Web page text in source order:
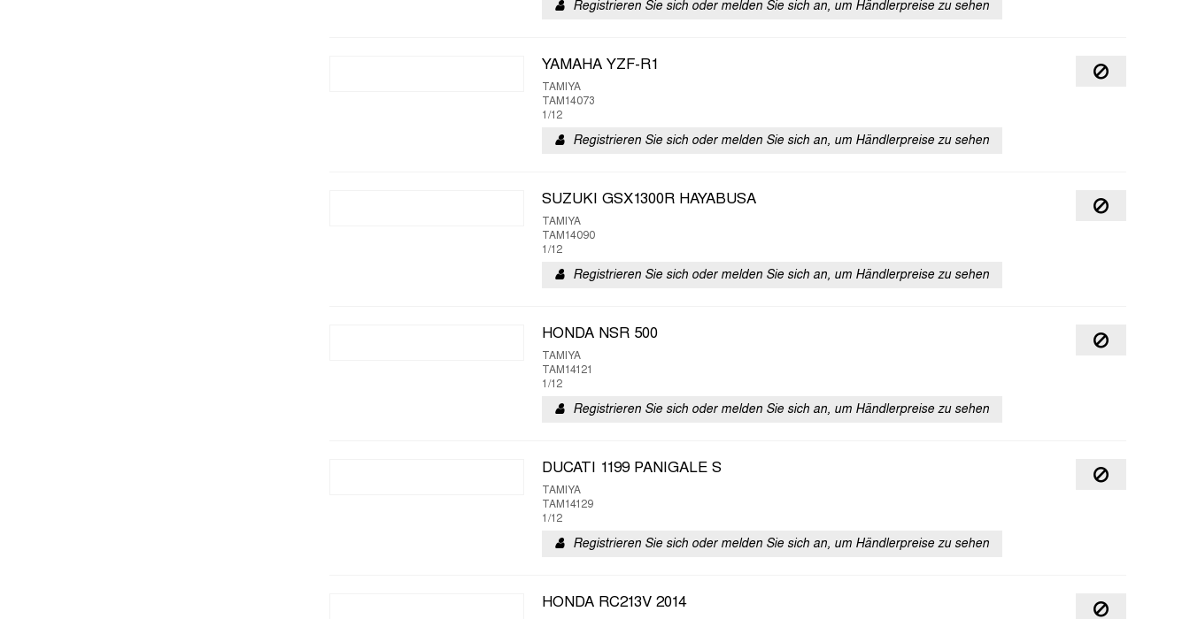
Registrieren Sie sich oder melden Sie sich an, um Händlerpreise zu sehen
YAMAHA YZF-R1
TAMIYA
TAM14073
1/12
Registrieren Sie sich oder melden Sie sich an, um Händlerpreise zu sehen
SUZUKI GSX1300R HAYABUSA
TAMIYA
TAM14090
1/12
Registrieren Sie sich oder melden Sie sich an, um Händlerpreise zu sehen
HONDA NSR 500
TAMIYA
TAM14121
1/12
Registrieren Sie sich oder melden Sie sich an, um Händlerpreise zu sehen
DUCATI 1199 PANIGALE S
TAMIYA
TAM14129
1/12
Registrieren Sie sich oder melden Sie sich an, um Händlerpreise zu sehen
HONDA RC213V 2014